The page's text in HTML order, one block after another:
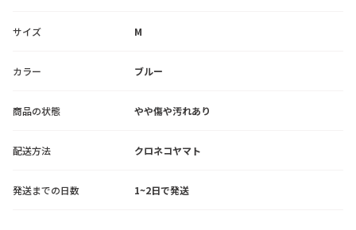
サイズ M
カラー ブルー
商品の状態 やや傷や汚れあり
配送方法 クロネコヤマト
発送までの日数 1~2日で発送